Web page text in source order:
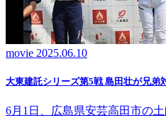
movie 2025.06.10
大東建託シリーズ第5戦 島田壮が兄弟
6月1日、広島県安芸高田市の